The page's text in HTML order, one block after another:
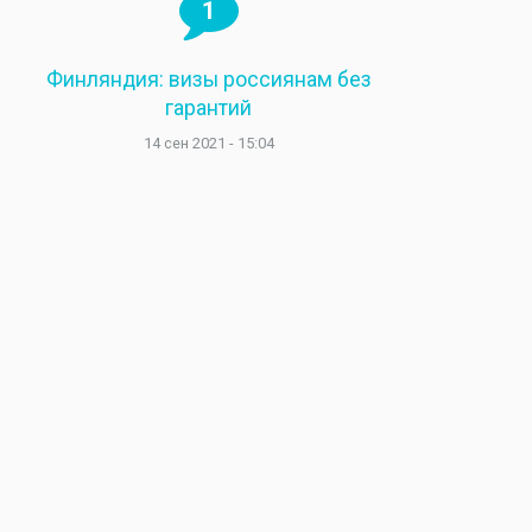
1
Финляндия: визы россиянам без
гарантий
14 сен 2021 - 15:04